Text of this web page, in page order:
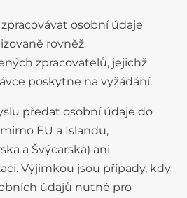
osobní údaje
rovněž
zpracovatelů, jejichž
poskytne na vyžádání.
předat osobní údaje do
EU a Islandu,
a Švýcarska) ani
Výjimkou jsou případy, kdy
údajů nutné pro